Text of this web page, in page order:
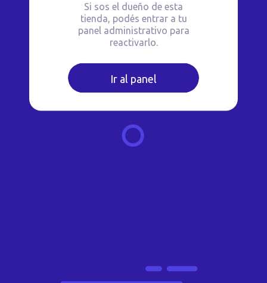
Si sos el dueño de esta
tienda, podés entrar a tu
panel administrativo para
reactivarlo.
Ir al panel